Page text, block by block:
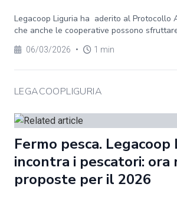
Legacoop Liguria ha aderito al Protocollo
che anche le cooperative possono
06/03/2026 • 1 min
LEGACOOPLIGURIA
Fermo pesca. Legacoop
incontra i pescatori: ora
proposte per il 2026